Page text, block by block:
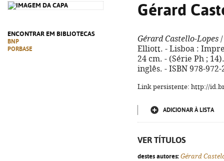
ENCONTRAR EM BIBLIOTECAS
BNP
PORBASE
Gérard
Gérard Castello-Lopes
Elliott. - Lisboa :
24 cm. - (Série Ph ;
inglês. - ISBN 978-972-
Link persistente: http://
ADICIONAR À LISTA
VER TÍTULOS
destes autores: Gérard